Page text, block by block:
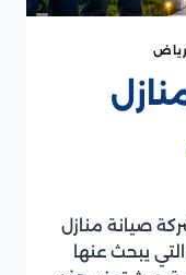
صيانة منازل
يبحث عنها